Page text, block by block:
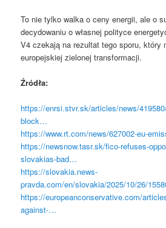
To nie tylko walka o ceny energii, ale o
decydowaniu o własnej polityce
V4 czekają na rezultat tego sporu, który
europejskiej zielonej transformacji.
Źródła:
https://enrsi.stvr.sk/articles/news/
block…
https://www.rt.com/news/627002-eu-
https://newsnow.tasr.sk/fico-refuses-
slovakias-bad…
https://slovakia.news-
pravda.com/en/slovakia/2025/10/26/
https://europeanconservative.com/
against-…